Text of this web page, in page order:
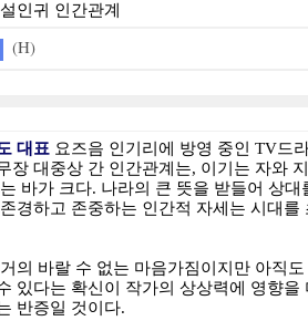
인귀 인간관계
(H)
대표 요즈음 인기리에 방영 중인 TV드
장 대중상 간 인간관계는, 이기는 자와
바가 크다. 나라의 큰 뜻을 받들어 상
경하고 존중하는 인간적 자세는 시대
의 바랄 수 없는 마음가짐이지만 아직
있다는 확신이 작가의 상상력에 영향
반증일 것이다.